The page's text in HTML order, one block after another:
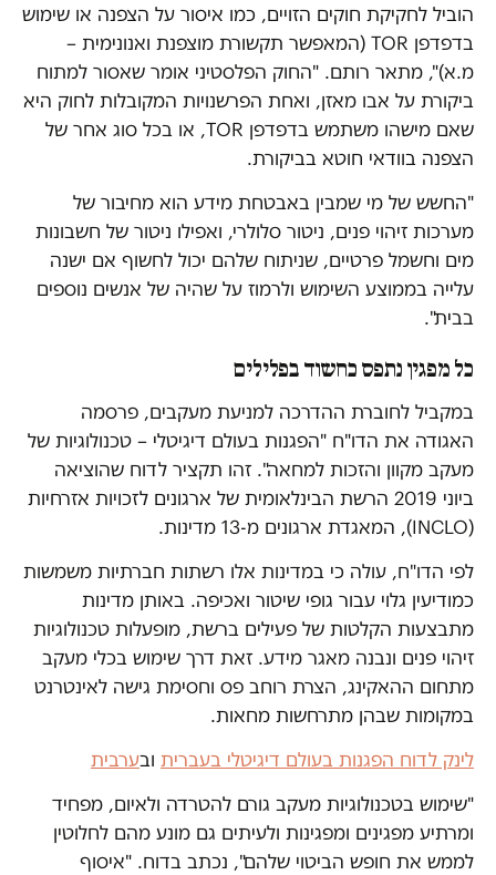
הוביל לחקיקת חוקים הזויים, כמו איסור על הצפנה או שימוש
בדפדפן TOR (המאפשר תקשורת מוצפנת ואנונימית –
מ.א)", מתאר רותם. "החוק הפלסטיני אומר שאסור למתוח
ביקורת על אבו מאזן, ואחת הפרשנויות המקובלות לחוק היא
שאם מישהו משתמש בדפדפן TOR, או בכל סוג אחר של
הצפנה בוודאי חוטא בביקורת.
"החשש של מי שמבין באבטחת מידע הוא מחיבור של
מערכות זיהוי פנים, ניטור סלולרי, ואפילו ניטור של חשבונות
מים וחשמל פרטיים, שניתוח שלהם יכול לחשוף אם ישנה
עלייה בממוצע השימוש ולרמוז על שהיה של אנשים נוספים
בבית".
כל מפגין נתפס כחשוד בפלילים
במקביל לחוברת ההדרכה למניעת מעקבים, פרסמה
האגודה את הדו"ח "הפגנות בעולם דיגיטלי – טכנולוגיות של
מעקב מקוון והזכות למחאה". זהו תקציר לדוח שהוציאה
ביוני 2019 הרשת הבינלאומית של ארגונים לזכויות אזרחיות
(INCLO), המאגדת ארגונים מ-13 מדינות.
לפי הדו"ח, עולה כי במדינות אלו רשתות חברתיות משמשות
כמודיעין גלוי עבור גופי שיטור ואכיפה. באותן מדינות
מתבצעות הקלטות של פעילים ברשת, מופעלות טכנולוגיות
זיהוי פנים ונבנה מאגר מידע. זאת דרך שימוש בכלי מעקב
מתחום ההאקינג, הצרת רוחב פס וחסימת גישה לאינטרנט
במקומות שבהן מתרחשות מחאות.
לינק לדוח הפגנות בעולם דיגיטלי בעברית ובערבית
"שימוש בטכנולוגיות מעקב גורם להטרדה ולאיום, מפחיד
ומרתיע מפגינים ומפגינות ולעיתים גם מונע מהם לחלוטין
לממש את חופש הביטוי שלהם", נכתב בדוח. "איסוף